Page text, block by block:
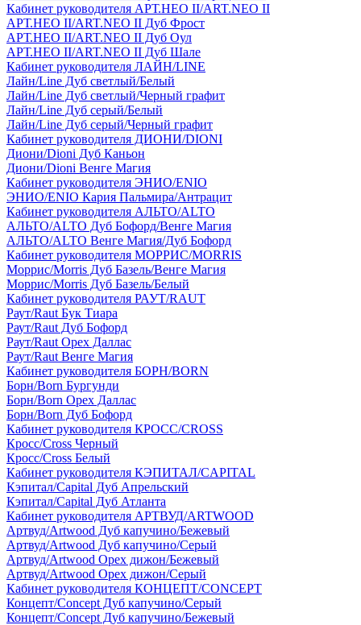
Кабинет руководителя АРТ.НЕО II/ART.NEO II
АРТ.НЕО II/ART.NEO II Дуб Фрост
АРТ.НЕО II/ART.NEO II Дуб Оул
АРТ.НЕО II/ART.NEO II Дуб Шале
Кабинет руководителя ЛАЙН/LINE
Лайн/Line Дуб светлый/Белый
Лайн/Line Дуб светлый/Черный графит
Лайн/Line Дуб серый/Белый
Лайн/Line Дуб серый/Черный графит
Кабинет руководителя ДИОНИ/DIONI
Диони/Dioni Дуб Каньон
Диони/Dioni Венге Магия
Кабинет руководителя ЭНИО/ENIO
ЭНИО/ENIO Кария Пальмира/Антрацит
Кабинет руководителя АЛЬТО/ALTO
АЛЬТО/ALTO Дуб Бофорд/Венге Магия
АЛЬТО/ALTO Венге Магия/Дуб Бофорд
Кабинет руководителя МОРРИС/MORRIS
Моррис/Morris Дуб Базель/Венге Магия
Моррис/Morris Дуб Базель/Белый
Кабинет руководителя РАУТ/RAUT
Раут/Raut Бук Тиара
Раут/Raut Дуб Бофорд
Раут/Raut Орех Даллас
Раут/Raut Венге Магия
Кабинет руководителя БОРН/BORN
Борн/Born Бургунди
Борн/Born Орех Даллас
Борн/Born Дуб Бофорд
Кабинет руководителя КРОСС/CROSS
Кросс/Cross Черный
Кросс/Cross Белый
Кабинет руководителя КЭПИТАЛ/CAPITAL
Кэпитал/Capital Дуб Апрельский
Кэпитал/Capital Дуб Атланта
Кабинет руководителя АРТВУД/ARTWOOD
Артвуд/Artwood Дуб капучино/Бежевый
Артвуд/Artwood Дуб капучино/Серый
Артвуд/Artwood Орех дижон/Бежевый
Артвуд/Artwood Орех дижон/Серый
Кабинет руководителя КОНЦЕПТ/CONCEPT
Концепт/Concept Дуб капучино/Серый
Концепт/Concept Дуб капучино/Бежевый